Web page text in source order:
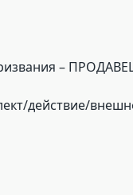
–
действие/